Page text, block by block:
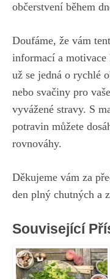
občerstvení během
Doufáme, že vám
informací a
už se jedná o rychlé
nebo svačiny pro
vyvážené stravy. S
potravin můžete
rovnováhy.
Děkujeme vám za
den plný chutných a
Související